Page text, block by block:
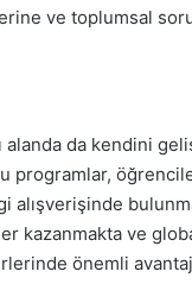
ve toplumsal
da kendini
programlar,
kazanmakta ve
önemli